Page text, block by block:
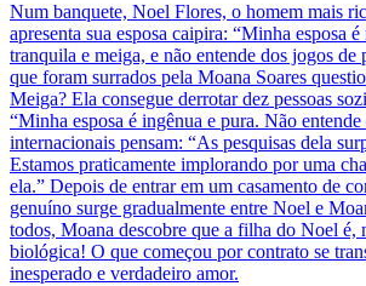
Num banquete, Noel Flores, o homem mais
apresenta sua esposa caipira: “Minha esposa
tranquila e meiga, e não entende dos jogos de
que foram surrados pela Moana Soares
Meiga? Ela consegue derrotar dez pessoas
“Minha esposa é ingênua e pura. Não
internacionais pensam: “As pesquisas dela
Estamos praticamente implorando por uma
ela.” Depois de entrar em um casamento de
genuíno surge gradualmente entre Noel e
todos, Moana descobre que a filha do Noel é,
biológica! O que começou por contrato se
inesperado e verdadeiro amor.